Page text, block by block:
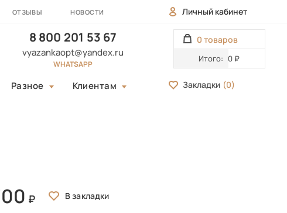
ОТЗЫВЫ НОВОСТИ Личный кабинет
8 800 201 53 67
vyazankaopt@yandex.ru
WHATSAPP
0 товаров
Итого: 0 ₽
Разное Клиентам Закладки (0)